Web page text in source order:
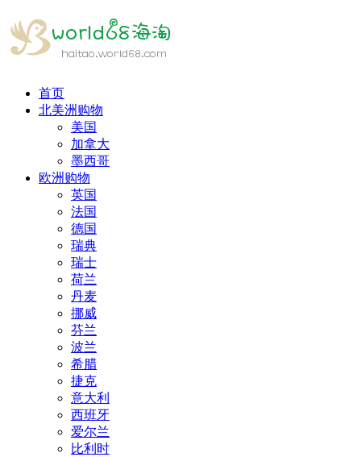
首页
北美洲购物
美国
加拿大
墨西哥
欧洲购物
英国
法国
德国
瑞典
瑞士
荷兰
丹麦
挪威
芬兰
波兰
希腊
捷克
意大利
西班牙
爱尔兰
比利时